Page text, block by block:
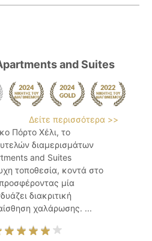
and Suites
Δείτε περισσότερα >>
Πόρτο Χέλι, το
διαμερισμάτων
and Suites
τοποθεσία, κοντά στο
μία
διακριτική
χαλάρωσης. ...